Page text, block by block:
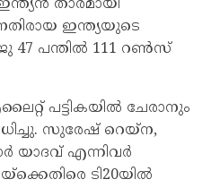
താരമായി
ഇന്ത്യയുടെ
47 പന്തില്‍ 111 റണ്‍സ്
പട്ടികയില്‍ ചേരാനും
സുരേഷ് റെയ്ന,
യാദവ് എന്നിവര്‍
ടി20യില്‍